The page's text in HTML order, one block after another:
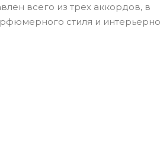
всего из трех аккордов, в
стиля и